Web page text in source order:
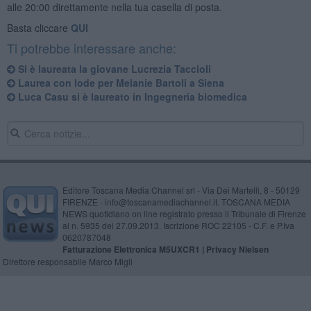
alle 20:00 direttamente nella tua casella di posta.
Basta cliccare QUI
Ti potrebbe interessare anche:
Si è laureata la giovane Lucrezia Taccioli
Laurea con lode per Melanie Bartoli a Siena
Luca Casu si è laureato in Ingegneria biomedica
Editore Toscana Media Channel srl - Via Dei Martelli, 8 - 50129
FIRENZE - info@toscanamediachannel.it. TOSCANA MEDIA
NEWS quotidiano on line registrato presso il Tribunale di Firenze
al n. 5935 del 27.09.2013. Iscrizione ROC 22105 - C.F. e P.Iva
0620787048
Fatturazione Elettronica M5UXCR1 | Privacy Nielsen
Direttore responsabile Marco Migli